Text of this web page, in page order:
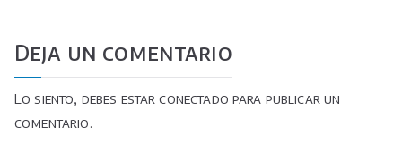
Deja un comentario
Lo siento, debes estarconectado para publicar un
comentario.